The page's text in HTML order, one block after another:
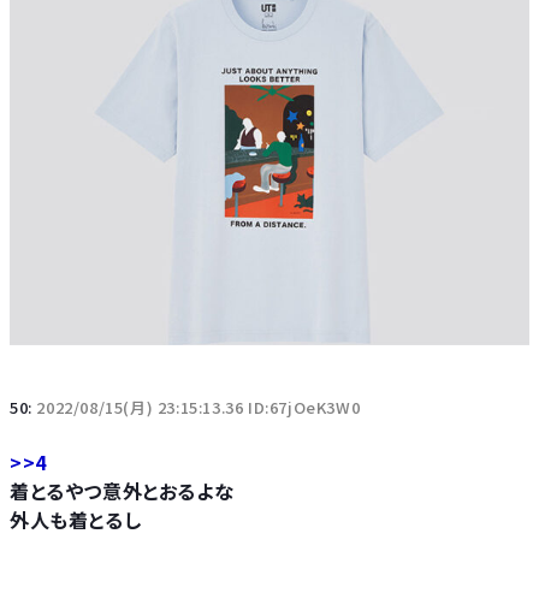
50: 2022/08/15(月) 23:15:13.36 ID:67jOeK3W0
>>4
着とるやつ意外とおるよな
外人も着とるし